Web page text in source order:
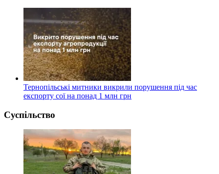
Тернопільські митники викрили порушення під час
експорту сої на понад 1 млн грн
Суспільство